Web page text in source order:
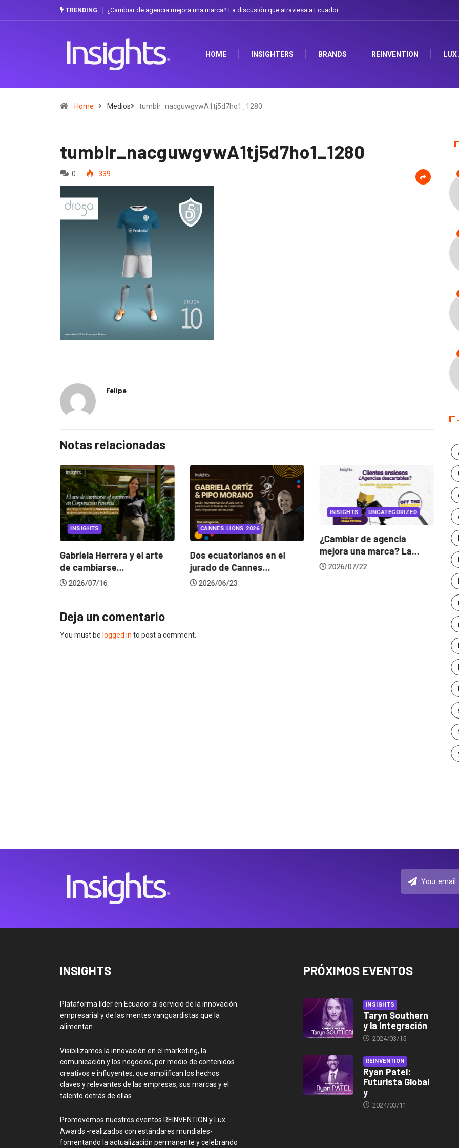
TRENDING ¿Cambiar de agencia mejora una marca? La discusión que atraviesa a Ecuador Gabriela Herrera y el arte de cambiarse
HOME INSIGHTERS BRANDS REINVENTION LUX
Home Medios tumblr_nacguwgvwA1tj5d7ho1_1280
tumblr_nacguwgvwA1tj5d7ho1_1280
0 339
Felipe
Notas relacionadas
INSIGHTS
Gabriela Herrera y el arte
de cambiarse...
2026/07/16
CANNES LIONS 2026
Dos ecuatorianos en el
jurado de Cannes...
2026/06/23
INSIGHTS UNCATEGORIZED
¿Cambiar de agencia
mejora una marca? La...
2026/07/22
de
Deja un comentario
You must be logged in to post a comment.
INSIGHTS
Plataforma líder en Ecuador al servicio de la innovación
empresarial y de las mentes vanguardistas que la
alimentan.
Visibilizamos la innovación en el marketing, la
comunicación y los negocios, por medio de contenidos
creativos e influyentes, que amplifican los hechos
claves y relevantes de las empresas, sus marcas y el
talento detrás de ellas.
Promovemos nuestros eventos REINVENTION y Lux
Awards -realizados con estándares mundiales-
fomentando la actualización permanente y celebrando
PRÓXIMOS EVENTOS
INSIGHTS
Taryn Southern
y la Integración
2024/03/15
REINVENTION
Ryan Patel:
Futurista Global
y
2024/03/11